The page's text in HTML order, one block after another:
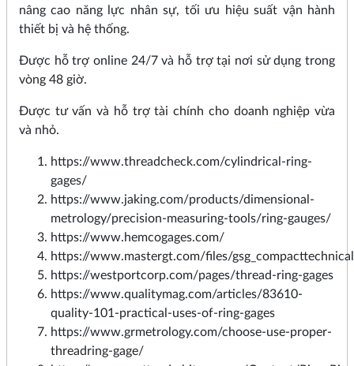
nâng cao năng lực nhân sự, tối ưu hiệu suất vận hành
thiết bị và hệ thống.
Được hỗ trợ online 24/7 và hỗ trợ tại nơi sử dụng trong
vòng 48 giờ.
Được tư vấn và hỗ trợ tài chính cho doanh nghiệp vừa
và nhỏ.
https://www.threadcheck.com/cylindrical-ring-
gages/
https://www.jaking.com/products/dimensional-
metrology/precision-measuring-tools/ring-gauges/
https://www.hemcogages.com/
https://www.mastergt.com/files/
https://westportcorp.com/pages/thread-ring-gages
https://www.qualitymag.com/articles/83610-
quality-101-practical-uses-of-ring-gages
https://www.grmetrology.com/choose-use-proper-
threadring-gage/